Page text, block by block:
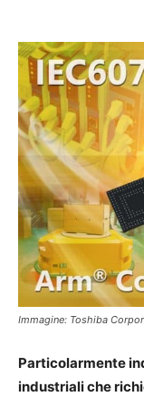
Immagine: Toshiba
Particolarmente
industriali che